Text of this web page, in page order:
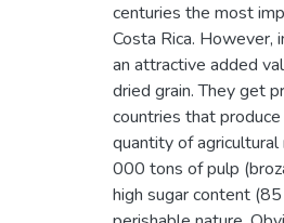
centuries the most
Costa Rica. However,
an attractive added
dried grain. They get
countries that
quantity of
000 tons of pulp
high sugar content